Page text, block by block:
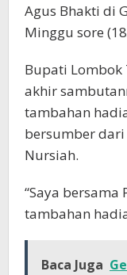
Agus Bhakti di
Minggu sore
Bupati Lombok
akhir
tambahan
bersumber
Nursiah.
“Saya
tambahan
Baca Juga